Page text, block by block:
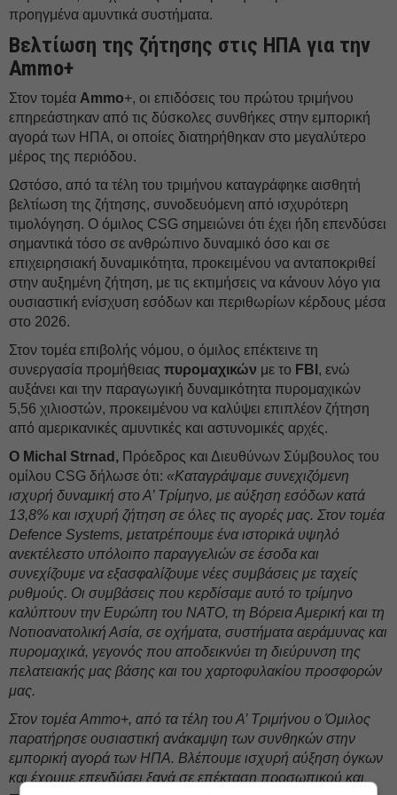
προηγμένα αμυντικά συστήματα.
Βελτίωση της ζήτησης στις ΗΠΑ για την
Ammo+
Στον τομέα Ammo+, οι επιδόσεις του πρώτου τριμήνου
επηρεάστηκαν από τις δύσκολες συνθήκες στην εμπορική
αγορά των ΗΠΑ, οι οποίες διατηρήθηκαν στο μεγαλύτερο
μέρος της περιόδου.
Ωστόσο, από τα τέλη του τριμήνου καταγράφηκε αισθητή
βελτίωση της ζήτησης, συνοδευόμενη από ισχυρότερη
τιμολόγηση. Ο όμιλος CSG σημειώνει ότι έχει ήδη επενδύσει
σημαντικά τόσο σε ανθρώπινο δυναμικό όσο και σε
επιχειρησιακή δυναμικότητα, προκειμένου να ανταποκριθεί
στην αυξημένη ζήτηση, με τις εκτιμήσεις να κάνουν λόγο για
ουσιαστική ενίσχυση εσόδων και περιθωρίων κέρδους μέσα
στο 2026.
Στον τομέα επιβολής νόμου, ο όμιλος επέκτεινε τη
συνεργασία προμήθειας πυρομαχικών με το FBI , ενώ
αυξάνει και την παραγωγική δυναμικότητα πυρομαχικών
5,56 χιλιοστών, προκειμένου να καλύψει επιπλέον ζήτηση
από αμερικανικές αμυντικές και αστυνομικές αρχές.
Ο Michal Strnad, Πρόεδρος και Διευθύνων Σύμβουλος του
ομίλου CSG δήλωσε ότι: «Καταγράψαμε συνεχιζόμενη
ισχυρή δυναμική στο Α’ Τρίμηνο, με αύξηση εσόδων κατά
13,8% και ισχυρή ζήτηση σε όλες τις αγορές μας. Στον τομέα
Defence Systems, μετατρέπουμε ένα ιστορικά υψηλό
ανεκτέλεστο υπόλοιπο παραγγελιών σε έσοδα και
συνεχίζουμε να εξασφαλίζουμε νέες συμβάσεις με ταχείς
ρυθμούς. Οι συμβάσεις που κερδίσαμε αυτό το τρίμηνο
καλύπτουν την Ευρώπη του NATO, τη Βόρεια Αμερική και τη
Νοτιοανατολική Ασία, σε οχήματα, συστήματα αεράμυνας και
πυρομαχικά, γεγονός που αποδεικνύει τη διεύρυνση της
πελατειακής μας βάσης και του χαρτοφυλακίου προσφορών
μας.
Στον τομέα Ammo+, από τα τέλη του Α’ Τριμήνου ο Όμιλος
παρατήρησε ουσιαστική ανάκαμψη των συνθηκών στην
εμπορική αγορά των ΗΠΑ. Βλέπουμε ισχυρή αύξηση όγκων
και έχουμε επενδύσει ξανά σε επέκταση προσωπικού και